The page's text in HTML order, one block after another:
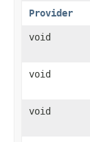
Provider
void
void
void